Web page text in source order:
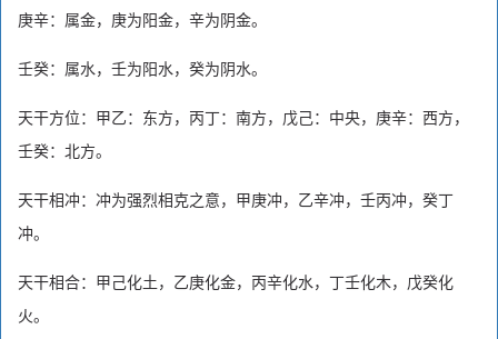
庚辛：属金，庚为阳金，辛为阴金。
壬癸：属水，壬为阳水，癸为阴水。
天干方位：甲乙：东方，丙丁：南方，戊己：中央，庚辛：西方，
壬癸：北方。
天干相冲：冲为强烈相克之意，甲庚冲，乙辛冲，壬丙冲，癸丁
冲。
天干相合：甲己化土，乙庚化金，丙辛化水，丁壬化木，戊癸化
火。